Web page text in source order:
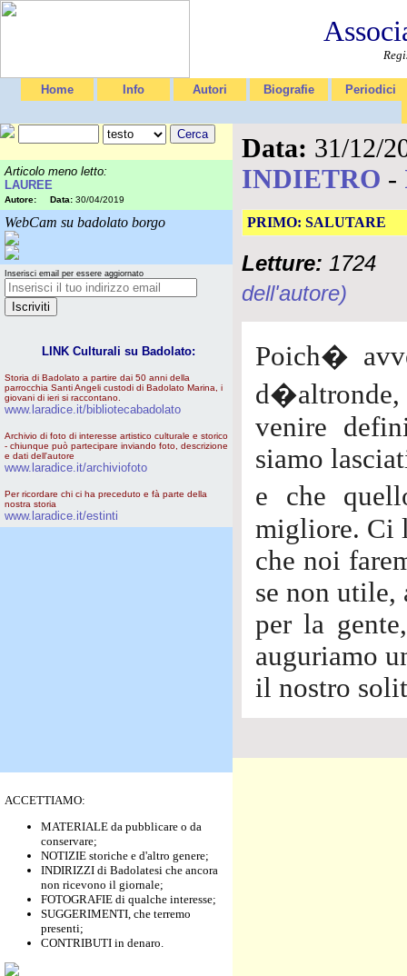
Home Info Autori Biografie Periodici
Articolo meno letto:
LAUREE
Autore: Data: 30/04/2019
WebCam su badolato borgo
Inserisci email per essere aggiornato
LINK Culturali su Badolato:
Storia di Badolato a partire dai 50 anni della
parrocchia Santi Angeli custodi di Badolato Marina, i
giovani di ieri si raccontano.
www.laradice.it/bibliotecabadolato
Archivio di foto di interesse artistico culturale e storico
- chiunque può partecipare inviando foto, descrizione
e dati dell'autore
www.laradice.it/archiviofoto
Per ricordare chi ci ha preceduto e fà parte della
nostra storia
www.laradice.it/estinti
ACCETTIAMO:
MATERIALE da pubblicare o da
conservare;
NOTIZIE storiche e d'altro genere;
INDIRIZZI di Badolatesi che ancora
non ricevono il giornale;
FOTOGRAFIE di qualche interesse;
SUGGERIMENTI, che terremo
presenti;
CONTRIBUTI in denaro.
Data: 31/12/
INDIETRO -
PRIMO: SALUTARE
Letture: 1724
dell'autore)
Poich�
d�altronde,
venire
siamo
e che
migliore. Ci
che noi
se non utile,
per la
auguriamo
il nostro